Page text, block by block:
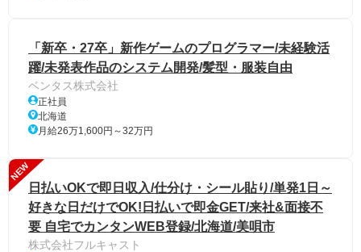
「新卒・27卒」新作ゲームのプログラマー/未経験活
躍/未発表作品のシステム開発/髪型・服装自由
ベンタス株式会社
正社員
北海道
月給26万1,600円～32万円
NEW
日払いOKで即日収入/仕分け・シール貼り/単発1日～
好きな日だけでOK!日払いで即金GET/来社&面接不
要 自宅でカンタンWEB登録/北海道/美唄市
株式会社フルキャスト